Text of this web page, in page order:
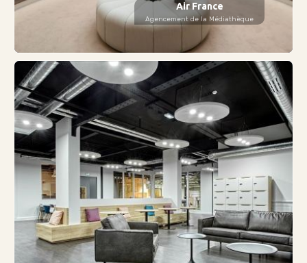
Air France
Agencement de la Médiathèque